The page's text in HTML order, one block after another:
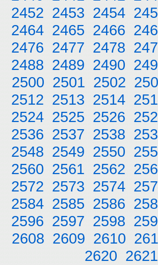
2452 2453 2454
2464 2465 2466
2476 2477 2478
2488 2489 2490
2500 2501 2502
2512 2513 2514
2524 2525 2526
2536 2537 2538
2548 2549 2550
2560 2561 2562
2572 2573 2574
2584 2585 2586
2596 2597 2598
2608 2609 2610
2620 2621